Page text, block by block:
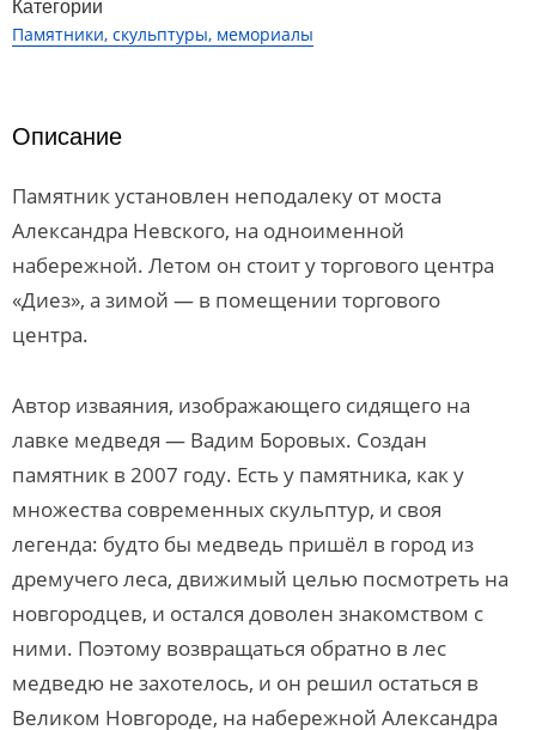
Категории
Памятники, скульптуры, мемориалы
Описание
Памятник установлен неподалеку от моста
Александра Невского, на одноименной
набережной. Летом он стоит у торгового центра
«Диез», а зимой — в помещении торгового
центра.
Автор изваяния, изображающего сидящего на
лавке медведя — Вадим Боровых. Создан
памятник в 2007 году. Есть у памятника, как у
множества современных скульптур, и своя
легенда: будто бы медведь пришёл в город из
дремучего леса, движимый целью посмотреть на
новгородцев, и остался доволен знакомством с
ними. Поэтому возвращаться обратно в лес
медведю не захотелось, и он решил остаться в
Великом Новгороде, на набережной Александра